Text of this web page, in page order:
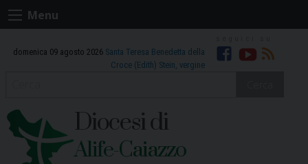
Skip
to
Menu
domenica 09 agosto 2026 Santa Teresa Benedetta della
Croce (Edith) Stein, vergine
Facebook
Youtube
RSS
Diocesi di
Alife-Caiazzo